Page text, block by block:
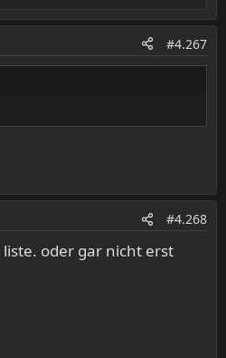
#4.267
#4.268
oder gar nicht erst